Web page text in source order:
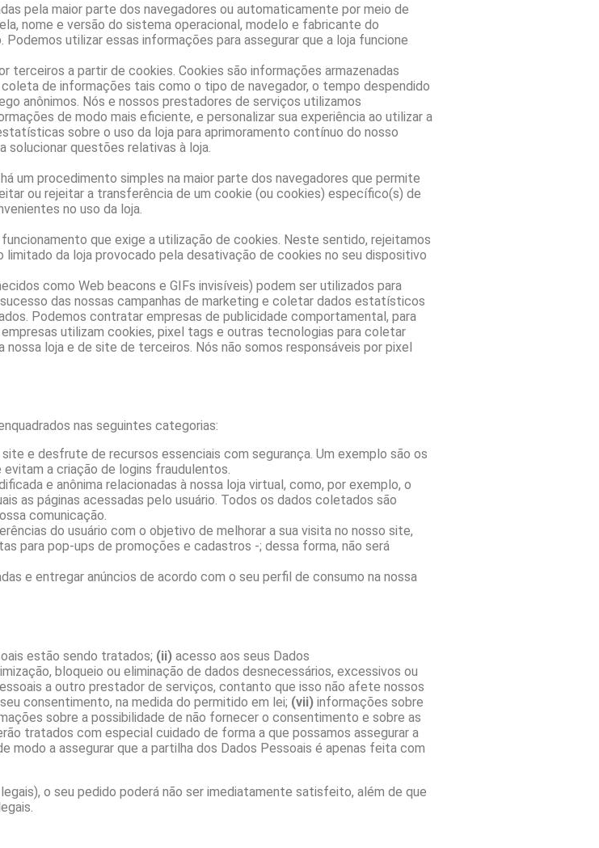
pela maior parte dos navegadores ou automaticamente por meio de
nome e versão do sistema operacional, modelo e fabricante do
utilizar essas informações para assegurar que a loja funcione
terceiros a partir de cookies. Cookies são informações armazenadas
de informações tais como o tipo de navegador, o tempo despendido
anônimos. Nós e nossos prestadores de serviços utilizamos
de modo mais eficiente, e personalizar sua experiência ao utilizar a
sobre o uso da loja para aprimoramento contínuo do nosso
solucionar questões relativas à loja.
um procedimento simples na maior parte dos navegadores que permite
ou rejeitar a transferência de um cookie (ou cookies) específico(s) de
no uso da loja.
que exige a utilização de cookies. Neste sentido, rejeitamos
da loja provocado pela desativação de cookies no seu dispositivo
como Web beacons e GIFs invisíveis) podem ser utilizados para
das nossas campanhas de marketing e coletar dados estatísticos
Podemos contratar empresas de publicidade comportamental, para
utilizam cookies, pixel tags e outras tecnologias para coletar
loja e de site de terceiros. Nós não somos responsáveis por pixel
nas seguintes categorias:
e desfrute de recursos essenciais com segurança. Um exemplo são os
a criação de logins fraudulentos.
e anônima relacionadas à nossa loja virtual, como, por exemplo, o
as páginas acessadas pelo usuário. Todos os dados coletados são
comunicação.
do usuário com o objetivo de melhorar a sua visita no nosso site,
para pop-ups de promoções e cadastros -; dessa forma, não será
e entregar anúncios de acordo com o seu perfil de consumo na nossa
estão sendo tratados; (ii) acesso aos seus Dados
bloqueio ou eliminação de dados desnecessários, excessivos ou
a outro prestador de serviços, contanto que isso não afete nossos
consentimento, na medida do permitido em lei; (vii) informações sobre
sobre a possibilidade de não fornecer o consentimento e sobre as
tratados com especial cuidado de forma a que possamos assegurar a
a assegurar que a partilha dos Dados Pessoais é apenas feita com
o seu pedido poderá não ser imediatamente satisfeito, além de que